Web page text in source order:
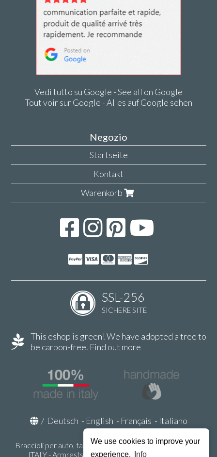
We use cookies to improve your
experience.
Info
Vedi tutto su Google - See all on Google
Tout voir sur Google - Alles auf Google sehen
Negozio
Startseite
Kontakt
Warenkorb
SSL-256
SICHERE SITE
This eshop is green! We have adopted a tree to
be carbon-free. Find out more
/ Deutsch - English - Français - Italiano
Braccioli per auto, tappeti auto, accessori auto MADE IN
ITALY - Armrests, Mittelarmlehnen, Accoundoirs -